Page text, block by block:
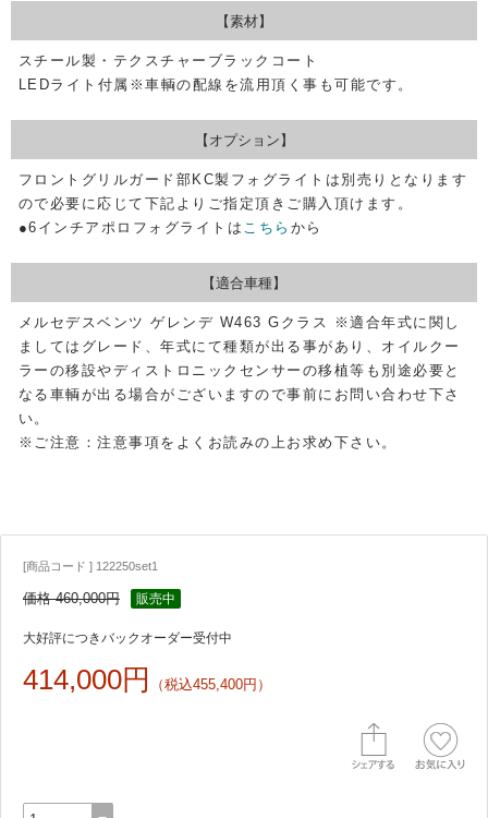
【素材】
スチール製・テクスチャーブラックコート
LEDライト付属※車輌の配線を流用頂く事も可能です。
【オプション】
フロントグリルガード部KC製フォグライトは別売りとなります
ので必要に応じて下記よりご指定頂きご購入頂けます。
●6インチアポロフォグライトは こちら から
【適合車種】
メルセデスベンツ ゲレンデ W463 Gクラス ※適合年式に関し
ましてはグレード、年式にて種類が出る事があり、オイルクー
ラーの移設やディストロニックセンサーの移植等も別途必要と
なる車輌が出る場合がございますので事前にお問い合わせ下さ
い。
※ご注意：注意事項をよくお読みの上お求め下さい。
[商品コード ] 122250set1
価格 460,000円 販売中
大好評につきバックオーダー受付中
414,000円 （税込455,400円）